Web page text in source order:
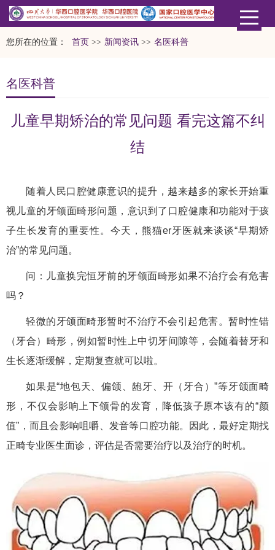
您所在的位置： 首页 >> 新闻资讯 >> 名医科普
名医科普
儿童早期矫治的常见问题 看完这篇不纠
结
随着人民口腔健康意识的提升，越来越多的家长开始重
视儿童的牙颌面畸形问题，意识到了口腔健康和功能对于孩
子生长发育的重要性。今天，熊猫er牙医就来谈谈“早期矫
治”的常见问题。
问：儿童换完恒牙前的牙颌面畸形如果不治疗会有危害
吗？
轻微的牙颌面畸形暂时不治疗不会引起危害。暂时性错
（牙合）畸形，例如暂时性上中切牙间隙等，会随着替牙和
生长逐渐缓解，定期复查就可以啦。
如果是“地包天、偏颌、龅牙、开（牙合）”等牙颌面畸
形，不仅会影响上下颌骨的发育，降低孩子原本该有的“颜
值”，而且会影响咀嚼、发音等口腔功能。因此，最好定期找
正畸专业医生面诊，评估是否需要治疗以及治疗的时机。